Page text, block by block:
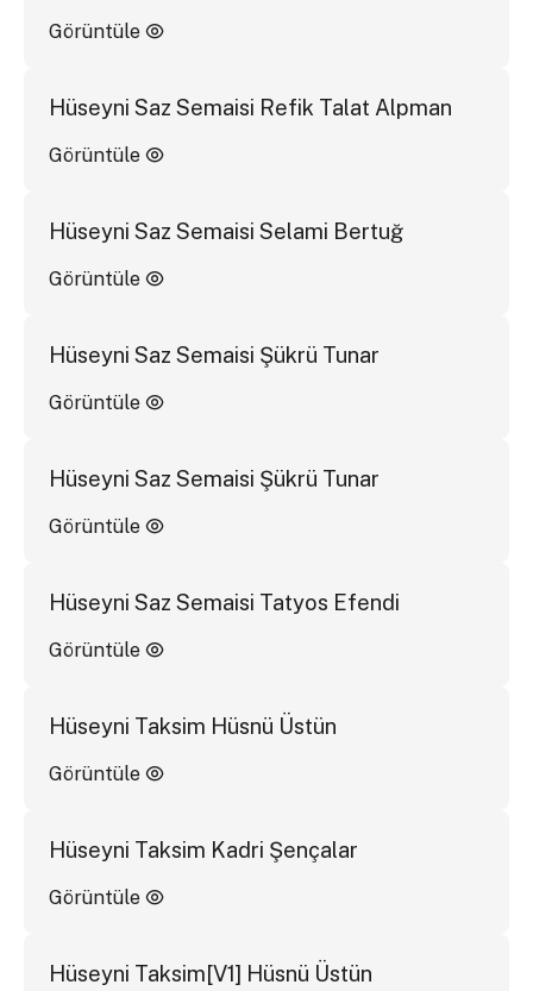
Görüntüle
Hüseyni Saz Semaisi Refik Talat Alpman
Görüntüle
Hüseyni Saz Semaisi Selami Bertuğ
Görüntüle
Hüseyni Saz Semaisi Şükrü Tunar
Görüntüle
Hüseyni Saz Semaisi Şükrü Tunar
Görüntüle
Hüseyni Saz Semaisi Tatyos Efendi
Görüntüle
Hüseyni Taksim Hüsnü Üstün
Görüntüle
Hüseyni Taksim Kadri Şençalar
Görüntüle
Hüseyni Taksim[V1] Hüsnü Üstün